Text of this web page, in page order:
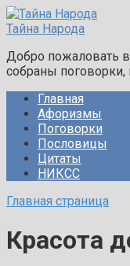
Перейти
к
Тайна Народа
Добро пожаловать
собраны
Главная
Афоризмы
Поговорки
Пословицы
Цитаты
НИКСС
Главная страница
Красота